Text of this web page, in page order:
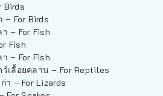
Birds
– For Birds
– For Fish
Fish
– For Fish
เลื้อยคลาน – For Reptiles
า – For Lizards